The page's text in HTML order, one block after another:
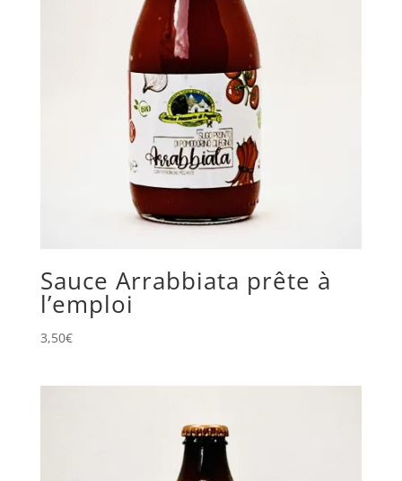
Sauce Arrabbiata prête à
l’emploi
3,50€